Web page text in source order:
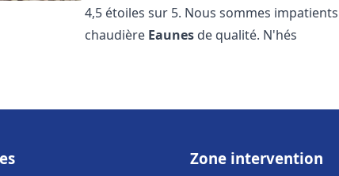
4,5 étoiles sur 5. Nous sommes
chaudière Eaunes de qualité. N'hés
Zone intervention